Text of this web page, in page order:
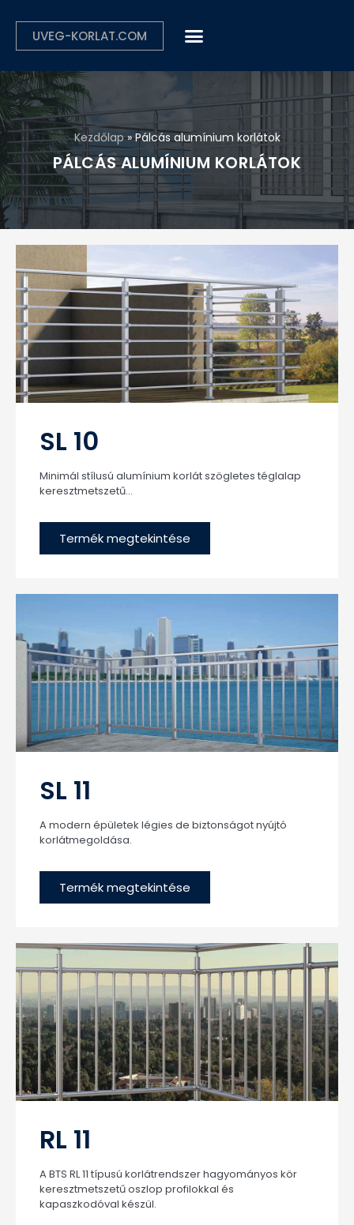
UVEG-KORLAT.COM
Kezdőlap»Pálcás alumínium korlátok
PÁLCÁS ALUMÍNIUM KORLÁTOK
SL 10
Minimál stílusú alumínium korlát szögletes téglalap
keresztmetszetű...
Termék megtekintése
SL 11
A modern épületek légies de biztonságot nyújtó
korlátmegoldása.
Termék megtekintése
RL 11
A BTS RL 11 típusú korlátrendszer hagyományos kör
keresztmetszetű oszlop profilokkal és
kapaszkodóval készül.